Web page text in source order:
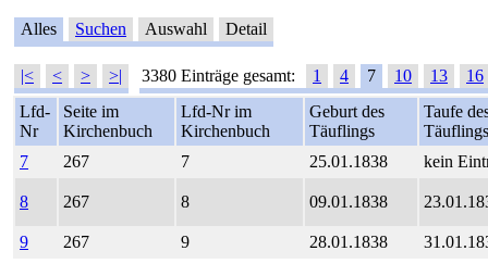
Alles Suchen Auswahl Detail
|< < > >| 3380 Einträge gesamt: 1 4 7 10 13
16
Lfd-
Nr
Seite im
Kirchenbuch
Lfd-Nr im
Kirchenbuch
Geburt des
Täuflings
Taufe
Täuflings
7
267 7 25.01.1838 kein
8 267 8 09.01.1838
9 267 9 28.01.1838